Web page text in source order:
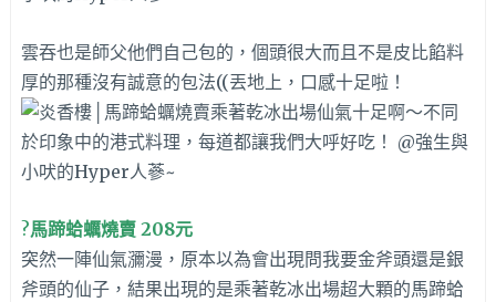
雲吞也是師父他們自己包的，個頭很大而且不是皮比餡料
厚的那種沒有誠意的包法((丟地上，口感十足啦！
?馬蹄蛤蠣燒賣 208元
突然一陣仙氣瀰漫，原本以為會出現問我要金斧頭還是銀
斧頭的仙子，結果出現的是乘著乾冰出場超大顆的馬蹄蛤